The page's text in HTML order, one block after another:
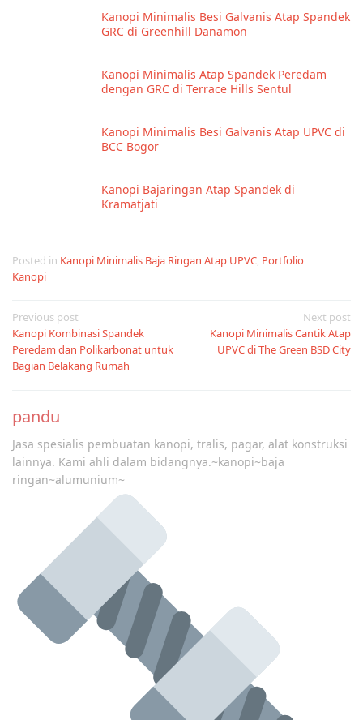
Kanopi Minimalis Besi Galvanis Atap Spandek
GRC di Greenhill Danamon
Kanopi Minimalis Atap Spandek Peredam
dengan GRC di Terrace Hills Sentul
Kanopi Minimalis Besi Galvanis Atap UPVC di
BCC Bogor
Kanopi Bajaringan Atap Spandek di
Kramatjati
Posted in Kanopi Minimalis Baja Ringan Atap UPVC, Portfolio
Kanopi
Post
navigation
Previous post
Kanopi Kombinasi Spandek
Peredam dan Polikarbonat untuk
Bagian Belakang Rumah
Next post
Kanopi Minimalis Cantik Atap
UPVC di The Green BSD City
pandu
Jasa spesialis pembuatan kanopi, tralis, pagar, alat konstruksi
lainnya. Kami ahli dalam bidangnya.~kanopi~baja
ringan~alumunium~